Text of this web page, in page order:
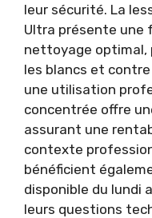
leur sécurité. La
Ultra présente une
nettoyage optimal,
les blancs et
une utilisation
concentrée offre
assurant une
contexte
bénéficient
disponible du lundi
leurs questions